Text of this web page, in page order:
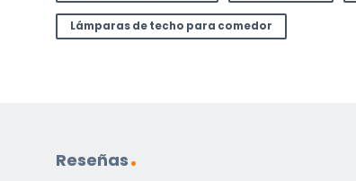
Instrucciones en diferentes idiomas
Etiqueta energética
correo electrónico a
Lámparas de techo para comedor
Reseñas